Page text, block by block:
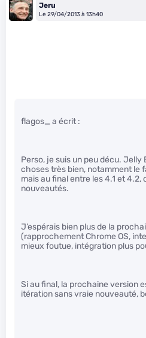
Jeru
Le 29/04/2013 à 13h40
flagos_ a écrit :
Perso, je suis un peu décu. Jelly
choses très bien, notamment le
mais au final entre les 4.1 et 4.2,
nouveautés.
J’espérais bien plus de la
(rapprochement Chrome OS,
mieux foutue, intégration plus
Si au final, la prochaine version
itération sans vraie nouveauté,